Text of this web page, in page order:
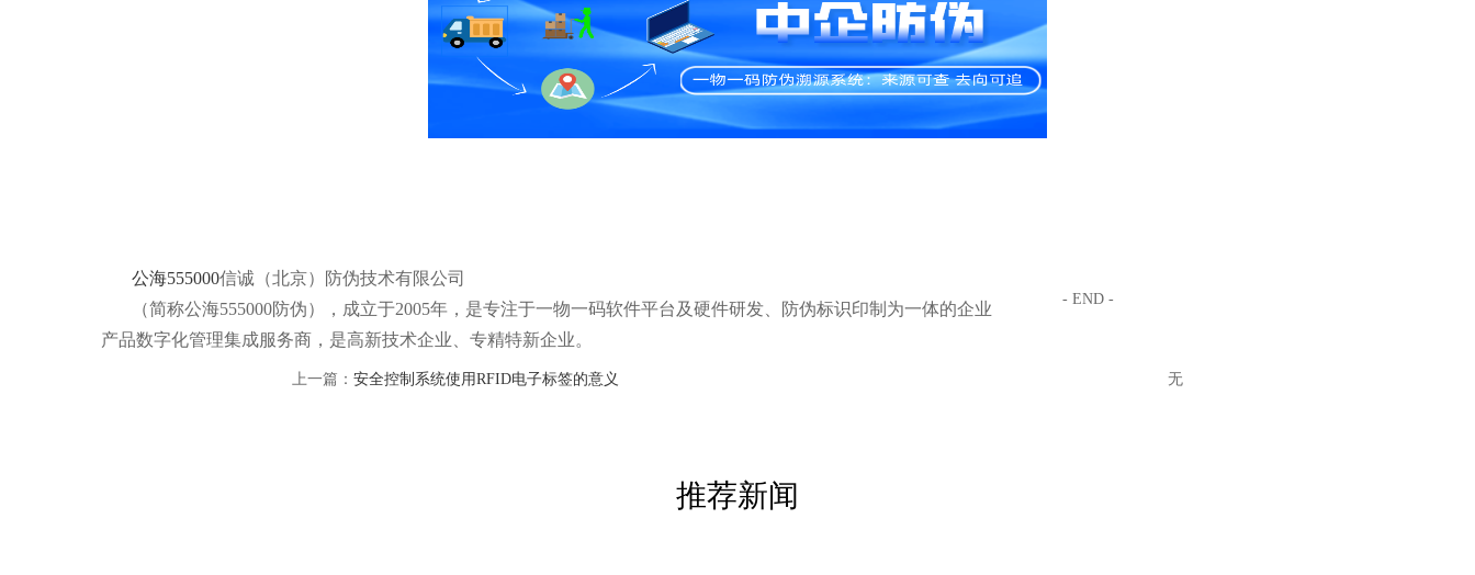
公海555000信诚（北京）防伪技术有限公司
（简称公海555000防伪），成立于2005年，是专注于一物一码软件平台及硬件研发、防伪标识印制为一体的企业
产品数字化管理集成服务商，是高新技术企业、专精特新企业。
- END -
上一篇： 安全控制系统使用RFID电子标签的意义 无
推荐新闻